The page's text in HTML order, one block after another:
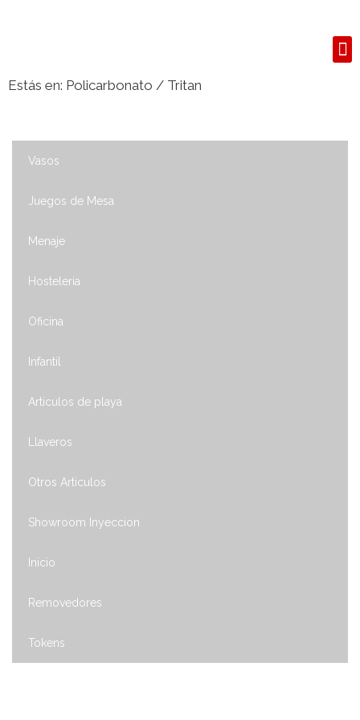
Estás en: Policarbonato / Tritan
Vasos
Juegos de Mesa
Menaje
Hosteleria
Oficina
Infantil
Articulos de playa
Llaveros
Otros Articulos
Showroom Inyeccion
Inicio
Removedores
Tokens